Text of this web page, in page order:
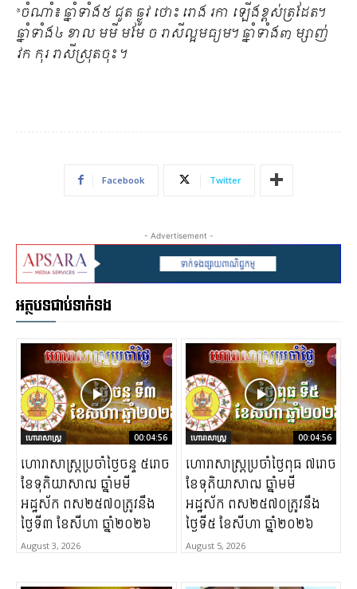
*ចំណាំ៖ ឆ្នាំទាំង៥ ជូត ឆ្លូវ ថោះ រោង រកា ឡើងខ្ពស់ត្រដែត។
ឆ្នាំទាំង៤ ខាល មមី មមែ ច រាសីល្អមធ្យម។ ឆ្នាំទាំង៣ ម្សាញ់
វក កុរ រាសីស្រុតចុះ ។
Facebook Twitter
- Advertisement -
អត្ថបទជាប់ទាក់ទង
ហោរាសាស្ត្រ 00:04:56
ហោរាសាស្រ្តប្រចាំថ្ងៃចន្ទ ៥រោច
ខែទុតិយាសាឍ ឆ្នាំមមី
អដ្ឋស័ក ពស២៥៧០ត្រូវនឹង
ថ្ងៃទី៣ ខែសីហា ឆ្នាំ២០២៦
August 3, 2026
ហោរាសាស្ត្រ 00:04:56
ហោរាសាស្រ្តប្រចាំថ្ងៃពុធ ៧រោច
ខែទុតិយាសាឍ ឆ្នាំមមី
អដ្ឋស័ក ពស២៥៧០ត្រូវនឹង
ថ្ងៃទី៥ ខែសីហា ឆ្នាំ២០២៦
August 5, 2026